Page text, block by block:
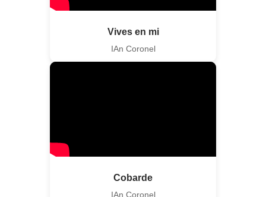
Vives en mi
IAn Coronel
Cobarde
IAn Coronel